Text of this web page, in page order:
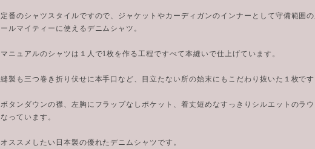
定番のシャツスタイルですので、ジャケットやカーディガンのインナーとして守備範囲
ールマイティーに使えるデニムシャツ。
マニュアルのシャツは１人で1枚を作る工程ですべて本縫いで仕上げています。
縫製も三つ巻き折り伏せに本手口など、目立たない所の始末にもこだわり抜いた１枚です
ボタンダウンの襟、左胸にフラップなしポケット、着丈短めなすっきりシルエットのラウ
なっています。
オススメしたい日本製の優れたデニムシャツです。